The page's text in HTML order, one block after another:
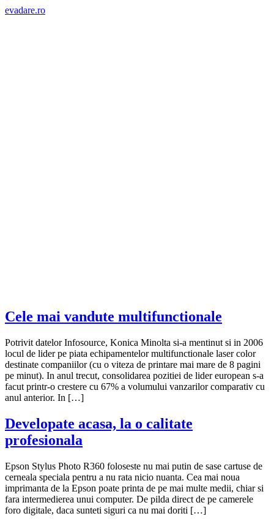
evadare.ro
Cele mai vandute multifunctionale
Potrivit datelor Infosource, Konica Minolta si-a mentinut si in 2006
locul de lider pe piata echipamentelor multifunctionale laser color
destinate companiilor (cu o viteza de printare mai mare de 8 pagini
pe minut). In anul trecut, consolidarea pozitiei de lider european s-a
facut printr-o crestere cu 67% a volumului vanzarilor comparativ cu
anul anterior. In […]
Developate acasa, la o calitate
profesionala
Epson Stylus Photo R360 foloseste nu mai putin de sase cartuse de
cerneala speciala pentru a nu rata nicio nuanta. Cea mai noua
imprimanta de la Epson poate printa de pe mai multe medii, chiar si
fara intermedierea unui computer. De pilda direct de pe camerele
foro digitale, daca sunteti siguri ca nu mai doriti […]